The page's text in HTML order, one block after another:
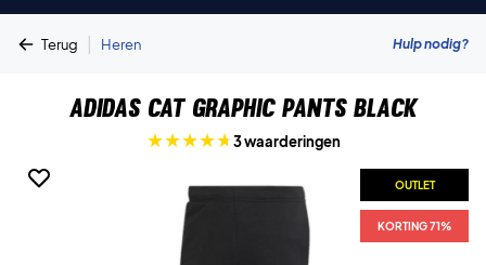
Terug | Heren Hulp nodig?
Adidas Cat Graphic Pants Black
3 waarderingen
OUTLET
KORTING 71%